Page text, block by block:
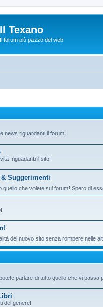
Il Texano
Il forum più pazzo del web
news riguardanti il forum!
riguadanti il sito!
Suggerimenti
quello che volete sul forum! Spero di
del nuovo sito senza rompere nelle
parlare di tutto quello che vi passa
del genere!